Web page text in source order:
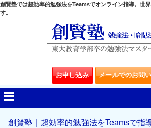
創賢塾では超効率的勉強法をTeamsでオンライン指導。世
す。
お申し込み メールでのお問
創賢塾｜超効率的勉強法をTeamsで指